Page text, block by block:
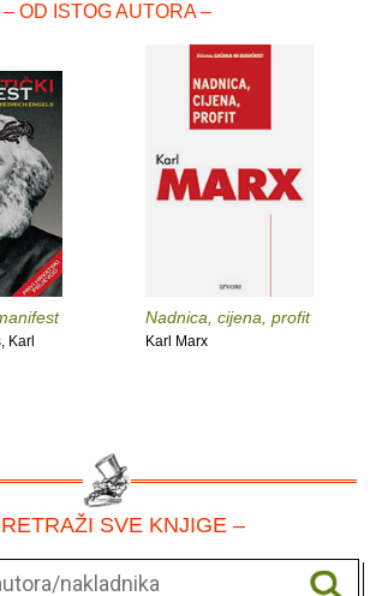
– OD ISTOG AUTORA –
Karl
Nadnica, cijena, profit
Karl Marx
SVE KNJIGE –